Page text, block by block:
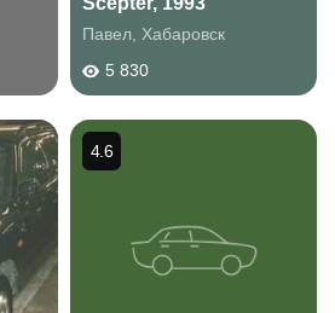
Павел Хабаровск
5 830
4.6